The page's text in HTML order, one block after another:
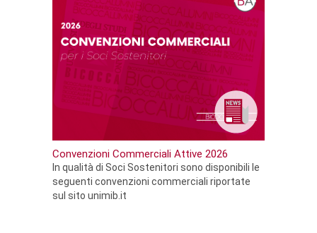
Convenzioni Commerciali Attive 2026
In qualità di Soci Sostenitori sono disponibili le
seguenti convenzioni commerciali riportate
sul sito unimib.it